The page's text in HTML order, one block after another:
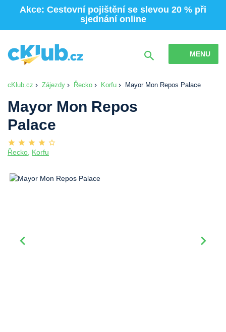
Akce: Cestovní pojištění se slevou 20 % při
sjednání online
MENU
cKlub.cz Zájezdy Řecko Korfu Mayor Mon Repos Palace
Mayor Mon Repos
Palace
Řecko, Korfu